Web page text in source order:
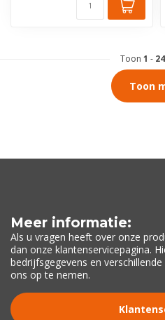
Toon 1 - 24
Toon
Meer informatie:
Als u vragen heeft over onze
dan onze klantenservicepagina.
bedrijfsgegevens en
ons op te nemen.